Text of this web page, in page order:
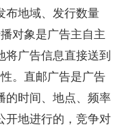
布地域、发行数量
对象是广告主自主
将广告信息直接送到
。直邮广告是广告
的时间、地点、频率
开地进行的，竞争对